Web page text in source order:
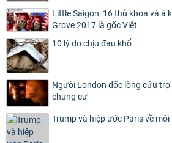
Little Saigon: 16 thủ khoa và á
Grove 2017 là gốc Việt
10 lý do chịu đau khổ
Người London dốc lòng cứu
chung cư
Trump và hiệp ước Paris về